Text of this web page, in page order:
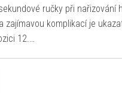
ručky při nařizování
zajímavou komplikací je
12.…